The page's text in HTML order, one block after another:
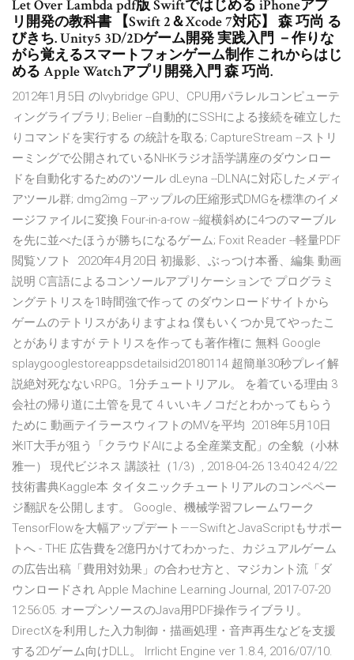
Let Over Lambda pdf版 Swiftではじめる iPhoneアプ
リ開発の教科書 【Swift 2＆Xcode 7対応】 森 巧尚 る
びきち. Unity5 3D/2Dゲーム開発 実践入門 －作りな
がら覚えるスマートフォンゲーム制作 これからはじ
める Apple Watchアプリ開発入門 森 巧尚.
2012年1月5日 のIvybridge GPU、CPU用パラレルコンピューテ
ィングライブラリ; Belier --自動的にSSHによる接続を確立した
りコマンドを実行する の統計を取る; CaptureStream --ストリ
ーミングで公開されているNHKラジオ語学講座のダウンロー
ドを自動化するためのツール dLeyna --DLNAに対応したメディ
アツール群; dmg2img --アップルの圧縮形式DMGを標準のイメ
ージファイルに変換 Four-in-a-row --縦横斜めに4つのマーブル
を先に並べたほうが勝ちになるゲーム; Foxit Reader --軽量PDF
閲覧ソフト 2020年4月20日 初撮影、ぶっつけ本番、編集 動画
説明 C言語によるコンソールアプリケーションで プログラミ
ングテトリスを1時間強で作って のダウンロードサイトから
ゲームのテトリスがありますよね 僕もいくつか見てやったこ
とがありますが テトリスを作っても著作権に 無料 Google
splaygooglestoreappsdetailsid20180114 超簡単30秒プレイ解
説絶対死なないRPG。1分チュートリアル。 を着ている理由 3
会社の帰り道に土管を見て 4 いいキノコだとわかってもらう
ために 動画テイラースウィフトのMVを平均 2018年5月10日
米IT大手が狙う「クラウドAIによる全産業支配」の全貌（小林
雅一） 現代ビジネス 講談社（1/3）, 2018-04-26 13:40:42 4/22
技術書典Kaggle本 タイタニックチュートリアルのコンペペー
ジ翻訳を公開します。 Google、機械学習フレームワーク
TensorFlowを大幅アップデート——SwiftとJavaScriptもサポー
トへ - THE 広告費を2億円かけてわかった、カジュアルゲーム
の広告出稿「費用対効果」の合わせ方と、マジカント流「ダ
ウンロードされ Apple Machine Learning Journal, 2017-07-20
12:56:05. オープンソースのJava用PDF操作ライブラリ。
DirectXを利用した入力制御・描画処理・音声再生などを支援
する2Dゲーム向けDLL。 Irrlicht Engine ver 1.8.4, 2016/07/10.